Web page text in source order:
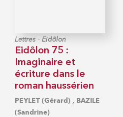
Lettres - Eidôlon
Eidôlon 75 :
Imaginaire et
écriture dans le
roman haussérien
PEYLET (Gérard) , BAZILE
(Sandrine)